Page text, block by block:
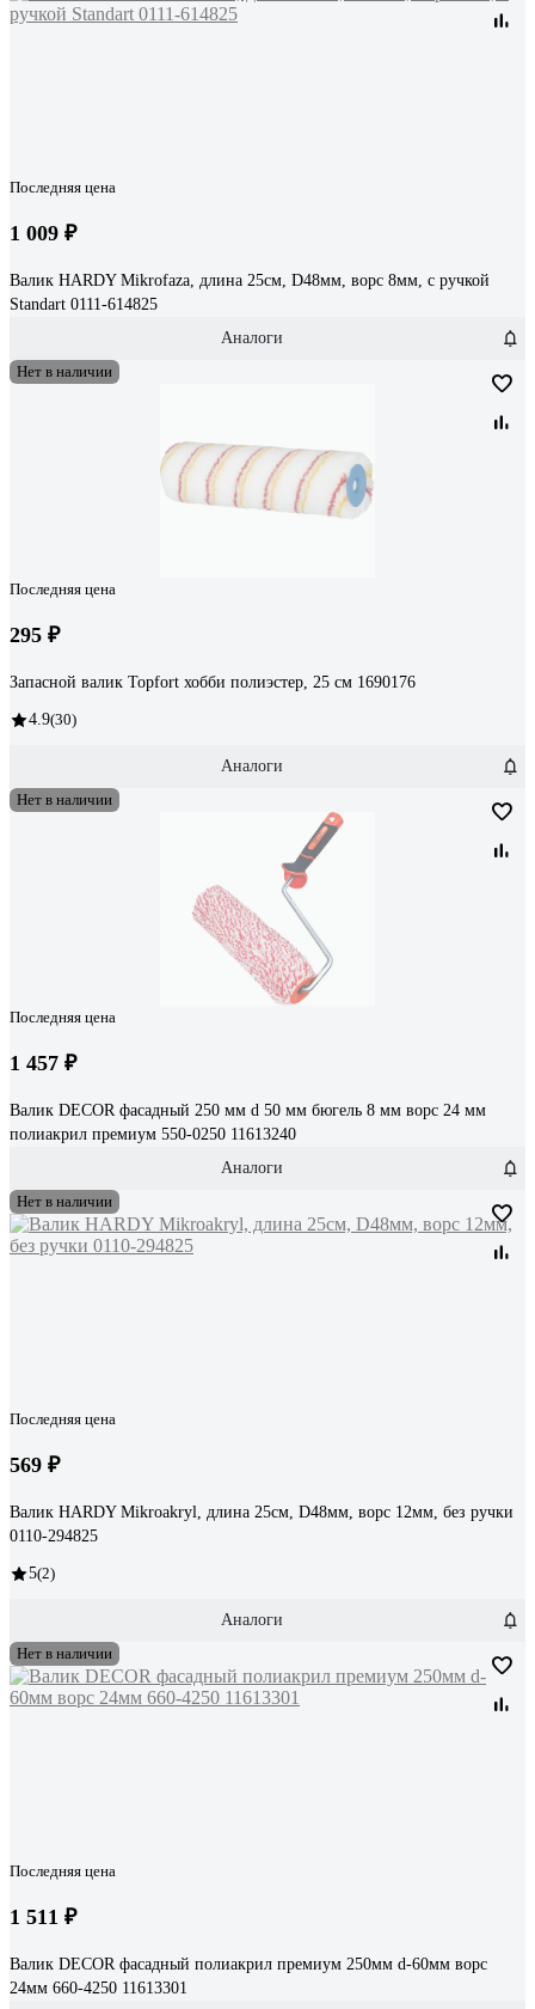
Последняя цена
1 009 ₽
Валик HARDY Mikrofaza, длина 25см, D48мм, ворс 8мм, с ручкой
Standart 0111-614825
Аналоги
Нет в наличии
Последняя цена
295 ₽
Запасной валик Topfort хобби полиэстер, 25 см 1690176
4.9(30)
Аналоги
Нет в наличии
Последняя цена
1 457 ₽
Валик DECOR фасадный 250 мм d 50 мм бюгель 8 мм ворс 24 мм
полиакрил премиум 550-0250 11613240
Аналоги
Нет в наличии
Последняя цена
569 ₽
Валик HARDY Mikroakryl, длина 25см, D48мм, ворс 12мм, без ручки
0110-294825
5(2)
Аналоги
Нет в наличии
Последняя цена
1 511 ₽
Валик DECOR фасадный полиакрил премиум 250мм d-60мм ворс
24мм 660-4250 11613301